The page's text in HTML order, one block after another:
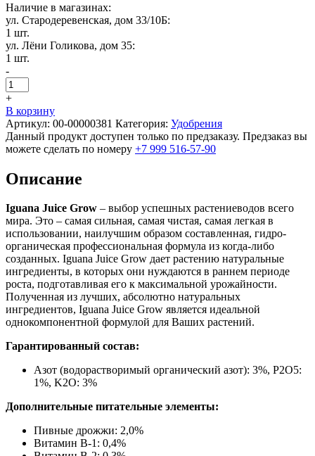
Наличие в магазинах:
ул. Стародеревенская, дом 33/10Б:
1 шт.
ул. Лёни Голикова, дом 35:
1 шт.
-
+
В корзину
Артикул: 00-00000381 Категория: Удобрения
Данный продукт доступен только по предзаказу. Предзаказ вы
можете сделать по номеру +7 999 516-57-90
Описание
Iguana Juice Grow – выбор успешных растениеводов всего
мира. Это – самая сильная, самая чистая, самая легкая в
использовании, наилучшим образом составленная, гидро-
органическая профессиональная формула из когда-либо
созданных. Iguana Juice Grow дает растению натуральные
ингредиенты, в которых они нуждаются в раннем периоде
роста, подготавливая его к максимальной урожайности.
Полученная из лучших, абсолютно натуральных
ингредиентов, Iguana Juice Grow является идеальной
однокомпонентной формулой для Ваших растений.
Гарантированный состав:
Азот (водорастворимый органический азот): 3%, P2O5:
1%, K2O: 3%
Дополнительные питательные элементы:
Пивные дрожжи: 2,0%
Витамин В-1: 0,4%